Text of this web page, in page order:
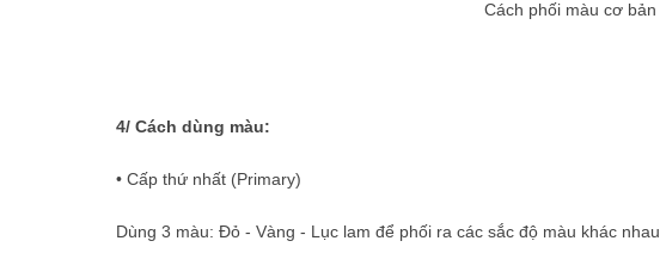
Cách phối màu cơ bản
4/ Cách dùng màu:
• Cấp thứ nhất (Primary)
Dùng 3 màu: Đỏ - Vàng - Lục lam để phối ra các sắc độ màu khác nhau.